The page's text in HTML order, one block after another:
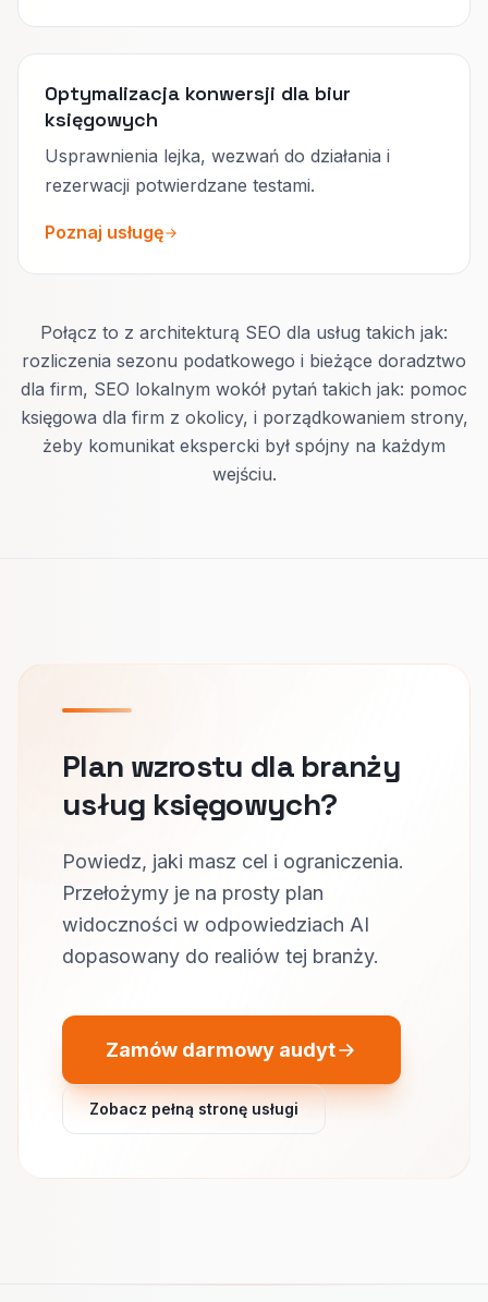
Optymalizacja konwersji dla biur
księgowych
Usprawnienia lejka, wezwań do działania i
rezerwacji potwierdzane testami.
Poznaj usługę
Połącz to z architekturą SEO dla usług takich jak:
rozliczenia sezonu podatkowego i bieżące doradztwo
dla firm, SEO lokalnym wokół pytań takich jak: pomoc
księgowa dla firm z okolicy, i porządkowaniem strony,
żeby komunikat ekspercki był spójny na każdym
wejściu.
Plan wzrostu dla branży
usług księgowych?
Powiedz, jaki masz cel i ograniczenia.
Przełożymy je na prosty plan
widoczności w odpowiedziach AI
dopasowany do realiów tej branży.
Zamów darmowy audyt
Zobacz pełną stronę usługi